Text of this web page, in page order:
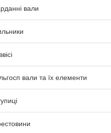
вали
вали та їх елементи